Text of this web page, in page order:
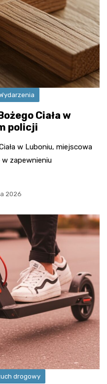
Ciała w
policji
w Luboniu, miejscowa
w zapewnieniu
2026
drogowy